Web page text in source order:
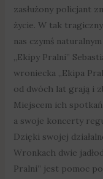
zasłużony policjant
życie. W tak
nas czymś
„Ekipy Pralni”
wroniecka „Ekipa
od dwóch lat grają i
Miejscem ich
a swoje koncerty
Dzięki swojej
Wronkach dwie
Pralni” jest pomoc